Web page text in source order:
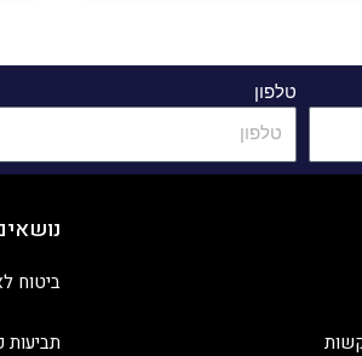
טלפון
ביטוח
תביעות